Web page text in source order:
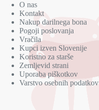
O nas
Kontakt
Nakup darilnega bona
Pogoji poslovanja
Vračila
Kupci izven Slovenije
Koristno za starše
Zemljevid strani
Uporaba piškotkov
Varstvo osebnih podatkov